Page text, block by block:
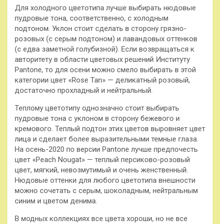
Для холодного цветотипа лучше выбирать нюдовые
пудровые тона, соответственно, с холодным
подтоном. Уклон стоит сделать в сторону грязно-
розовых (с серым подтоном) и лавандовых оттенков
(с едва заметной голубизной). Если возвращаться к
авторитету в области цветовых решений Институту
Pantone, то для осени можно смело выбирать в этой
категории цвет «Rose Tan» — деликатный розовый,
достаточно прохладный и нейтральный.
Теплому цветотипу однозначно стоит выбирать
пудровые тона с уклоном в сторону бежевого и
кремового. Теплый подтон этих цветов выровняет цвет
лица и сделает более выразительными темные глаза.
На осень-2020 по версии Pantone лучше предпочесть
цвет «Peach Nougat» — теплый персиково-розовый
цвет, мягкий, невозмутимый и очень женственный.
Нюдовые оттенки для любого цветотипа внешности
можно сочетать с серым, шоколадным, нейтральным
синим и цветом денима.
В модных коллекциях все цвета хороши, но не все